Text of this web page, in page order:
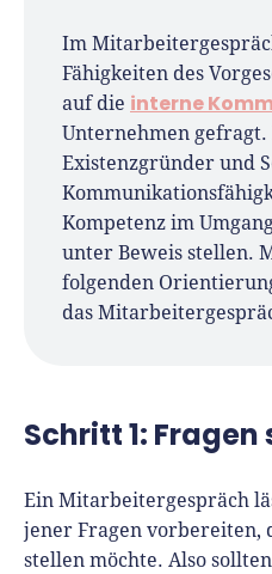
Im
Fähigkeiten des
auf die interne
Unternehmen
Existenzgründer und
Kompetenz im
unter Beweis stellen.
folgenden
das
Schritt 1: Fragen
Ein Mitarbeitergespräch
jener Fragen vorbereiten,
stellen möchte. Also